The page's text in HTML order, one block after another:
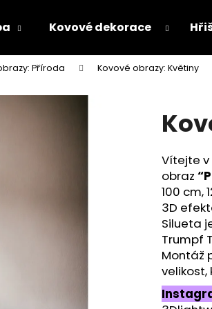
Kovové dekorace
Příroda Kovové obrazy: Květiny
Vítejte v
obraz
100 cm,
3D
Silueta
Trumpf
Montáž
Co potřebujete najít?